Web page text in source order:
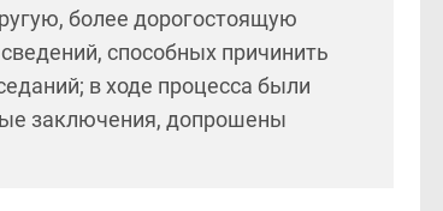
более дорогостоящую
способных причинить
в ходе процесса были
заключения, допрошены